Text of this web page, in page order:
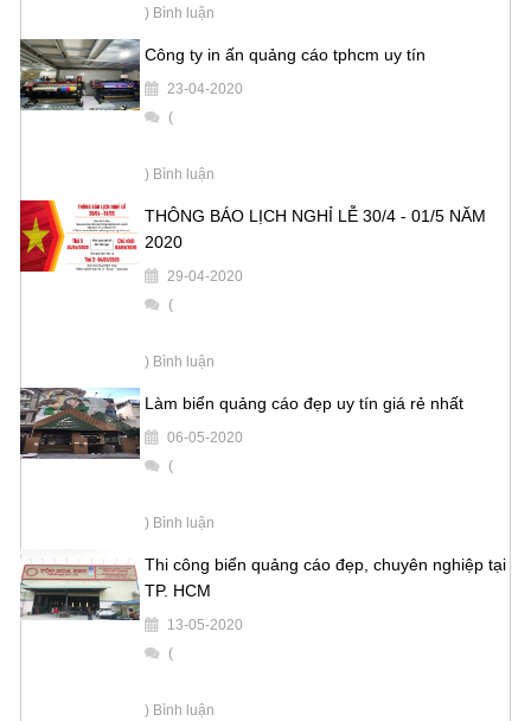
) Bình luận
Công ty in ấn quảng cáo tphcm uy tín
23-04-2020
(
) Bình luận
THÔNG BÁO LỊCH NGHỈ LỄ 30/4 - 01/5 NĂM
2020
29-04-2020
(
) Bình luận
Làm biển quảng cáo đẹp uy tín giá rẻ nhất
06-05-2020
(
) Bình luận
Thi công biển quảng cáo đẹp, chuyên nghiệp tại
TP. HCM
13-05-2020
(
) Bình luận